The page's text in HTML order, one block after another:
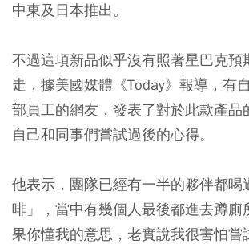
中東及日本推出。
不過這項新品似乎沒有照著星巴克預
走，據美國媒體《Today》報導，有
部員工的網友，發表了對於此款產品
自己和同事們嘗試過後的心得。
他表示，團隊已經有一半的夥伴都喝
啡」，當中有幾個人最後都進去蹲廁
果你懂我的意思，老實說我很害怕嘗